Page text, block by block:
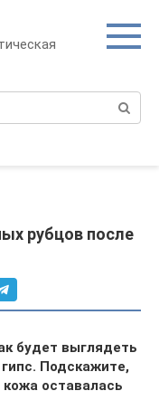
рубцов после
будет выглядеть
Подскажите,
оставалась